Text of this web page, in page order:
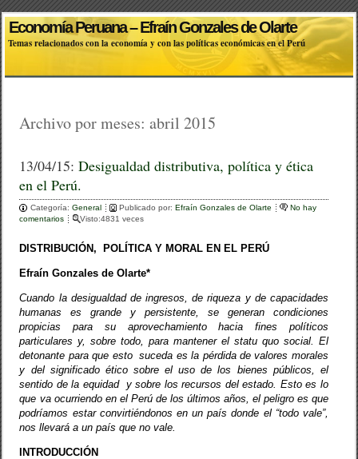
Economía Peruana – Efraín Gonzales de Olarte
Temas relacionados con la economía y con las políticas económicas en el Perú
Archivo por meses:abril 2015
13/04/15:Desigualdad distributiva, política y ética
en el Perú.
Categoría:General Publicado por:Efraín Gonzales de Olarte
No hay
comentarios
Visto:4831 veces
DISTRIBUCIÓN, POLÍTICA Y MORAL EN EL PERÚ
Efraín Gonzales de Olarte*
Cuando la desigualdad de ingresos, de riqueza y de capacidades
humanas es grande y persistente, se generan condiciones
propicias para su aprovechamiento hacia fines políticos
particulares y, sobre todo, para mantener el statu quo social. El
detonante para que esto suceda es la pérdida de valores morales
y del significado ético sobre el uso de los bienes públicos, el
sentido de la equidad y sobre los recursos del estado. Esto es lo
que va ocurriendo en el Perú de los últimos años, el peligro es que
podríamos estar convirtiéndonos en un país donde el “todo vale”,
nos llevará a un país que no vale.
INTRODUCCIÓN